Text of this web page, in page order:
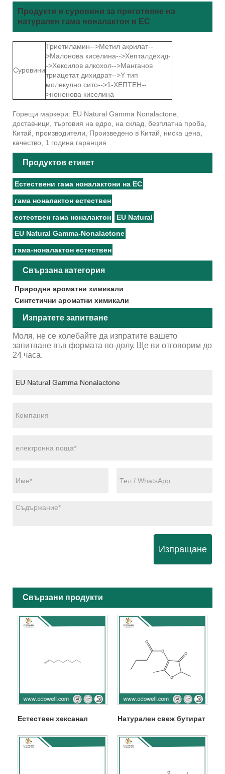
Продукти и суровини за приготвяне на
натурален гама ноналактон в ЕС
Суровини
Триетиламин-->Метил акрилат--
>Малонова киселина-->Хепталдехид-
->Хексилов алкохол-->Манганов
триацетат дихидрат-->Y тип
молекулно сито-->1-ХЕПТЕН--
>ноненова киселина
Горещи маркери: EU Natural Gamma Nonalactone,
доставчици, търговия на едро, на склад, безплатна проба,
Китай, производители, Произведено в Китай, ниска цена,
качество, 1 година гаранция
Продуктов етикет
Естествени гама ноналактони на ЕС
гама ноналактон естествен
естествен гама ноналактон EU Natural
EU Natural Gamma-Nonalactone
гама-ноналактон естествен
Свързана категория
Природни ароматни химикали
Синтетични ароматни химикали
Изпратете запитване
Моля, не се колебайте да изпратите вашето
запитване във формата по-долу. Ще ви отговорим до
24 часа.
Изпращане
Свързани продукти
Естествен хексанал Натурален свеж бутират